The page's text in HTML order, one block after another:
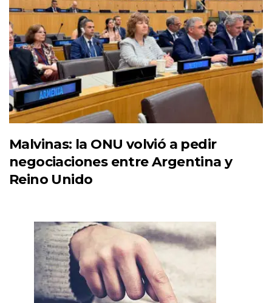
Malvinas: la ONU volvió a pedir
negociaciones entre Argentina y
Reino Unido